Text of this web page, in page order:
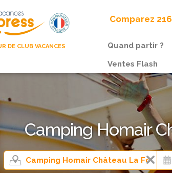
DE CLUB VACANCES
Comparez
Quand partir ?
Ventes Flash
Camping Homair